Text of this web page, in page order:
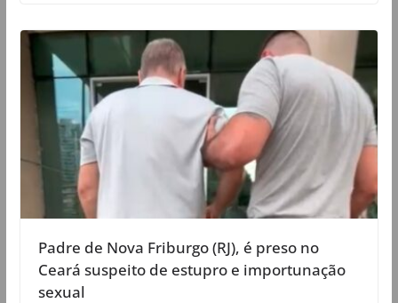
Padre de Nova Friburgo (RJ), é preso no
Ceará suspeito de estupro e importunação
sexual